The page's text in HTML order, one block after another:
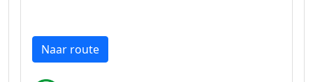
Naar route